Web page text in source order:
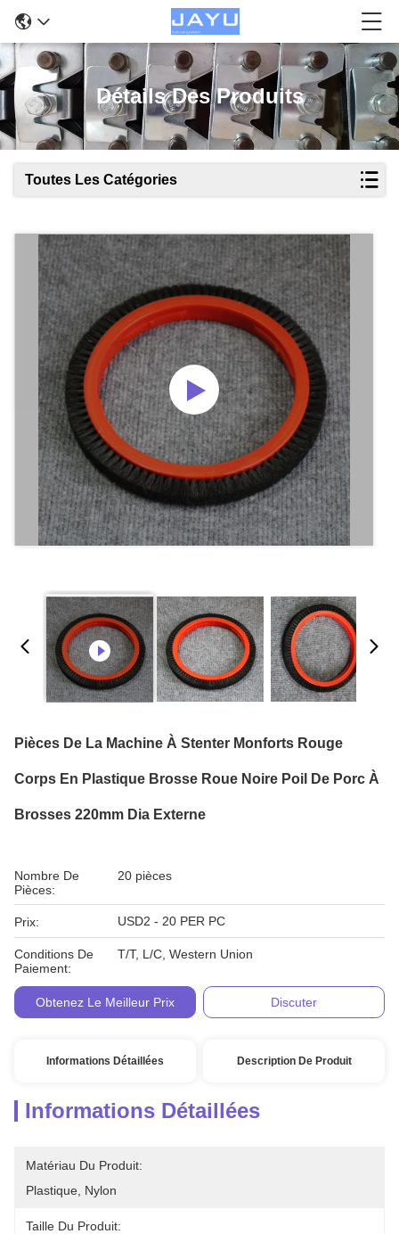
Détails Des Produits
Toutes Les Catégories
Pièces De La Machine À Stenter Monforts Rouge
Corps En Plastique Brosse Roue Noire Poil De Porc À
Brosses 220mm Dia Externe
Nombre De
Pièces:
20 pièces
Prix: USD2 - 20 PER PC
Conditions De
Paiement:
T/T, L/C, Western Union
Obtenez Le Meilleur Prix Discuter
Informations Détaillées Description De Produit
Informations Détaillées
Matériau Du Produit:
Plastique, Nylon
Taille Du Produit: